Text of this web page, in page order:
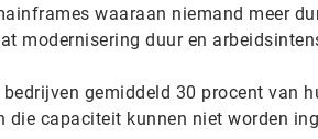
waaraan niemand meer
modernisering duur en
bedrijven gemiddeld 30 procent van
die capaciteit kunnen niet worden